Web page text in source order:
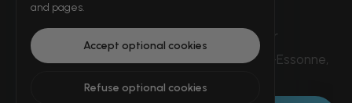
contact@alliancemedicalfrance.fr
25 Rte de Fontenay, 91610 Ballancourt-sur-Essonne,
France
and pages.
Accept optional cookies
Refuse optional cookies